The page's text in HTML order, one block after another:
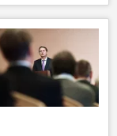
Амалиёти вижаи Русия барои ҳимояи Донбасс: охирин хабарҳо